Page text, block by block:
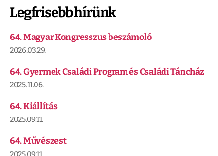
Legfrisebb hírünk
64. Magyar Kongresszus beszámoló
2026.03.29.
64. Gyermek Családi Program és Családi Táncház
2025.11.06.
64. Kiállítás
2025.09.11.
64. Művészest
2025.09.11.